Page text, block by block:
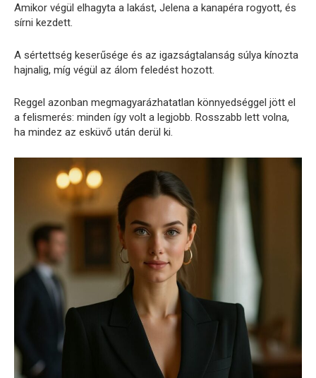
Amikor végül elhagyta a lakást, Jelena a kanapéra rogyott, és
sírni kezdett.
A sértettség keserűsége és az igazságtalanság súlya kínozta
hajnalig, míg végül az álom feledést hozott.
Reggel azonban megmagyarázhatatlan könnyedséggel jött el
a felismerés: minden így volt a legjobb. Rosszabb lett volna,
ha mindez az esküvő után derül ki.